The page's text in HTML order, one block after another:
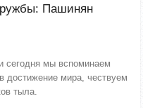
Пашинян
сегодня мы вспоминаем
достижение мира, чествуем
тыла.